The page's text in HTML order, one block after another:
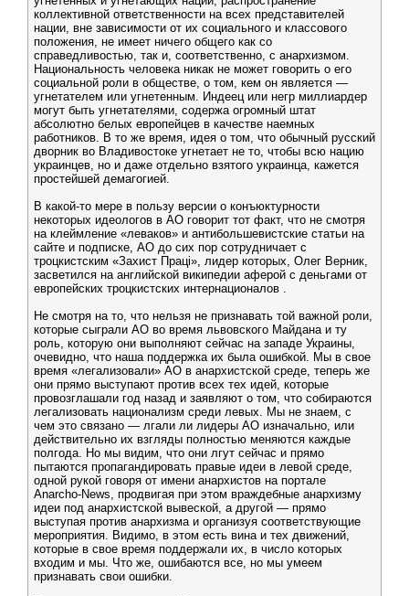
коллективной ответственности на всех представителей
нации, вне зависимости от их социального и классового
положения, не имеет ничего общего как со
справедливостью, так и, соответственно, с анархизмом.
Национальность человека никак не может говорить о его
социальной роли в обществе, о том, кем он является —
угнетателем или угнетенным. Индеец или негр миллиардер
могут быть угнетателями, содержа огромный штат
абсолютно белых европейцев в качестве наемных
работников. В то же время, идея о том, что обычный русский
дворник во Владивостоке угнетает не то, чтобы всю нацию
украинцев, но и даже отдельно взятого украинца, кажется
простейшей демагогией.
В какой-то мере в пользу версии о конъюктурности
некоторых идеологов в АО говорит тот факт, что не смотря
на клеймление «леваков» и антибольшевистские статьи на
сайте и подписке, АО до сих пор сотрудничает с
троцкистским «Захист Праці», лидер которых, Олег Верник,
засветился на английской википедии аферой с деньгами от
европейских троцкистских интернационалов .
Не смотря на то, что нельзя не признавать той важной роли,
которые сыграли АО во время львовского Майдана и ту
роль, которую они выполняют сейчас на западе Украины,
очевидно, что наша поддержка их была ошибкой. Мы в свое
время «легализовали» АО в анархистской среде, теперь же
они прямо выступают против всех тех идей, которые
провозглашали год назад и заявляют о том, что собираются
легализовать национализм среди левых. Мы не знаем, с
чем это связано — лгали ли лидеры АО изначально, или
действительно их взгляды полностью меняются каждые
полгода. Но мы видим, что они лгут сейчас и прямо
пытаются пропагандировать правые идеи в левой среде,
одной рукой говоря от имени анархистов на портале
Anarcho-News, продвигая при этом враждебные анархизму
идеи под анархистской вывеской, а другой — прямо
выступая против анархизма и организуя соответствующие
мероприятия. Видимо, в этом есть вина и тех движений,
которые в свое время поддержали их, в число которых
входим и мы. Что же, ошибаются все, но мы умеем
признавать свои ошибки.